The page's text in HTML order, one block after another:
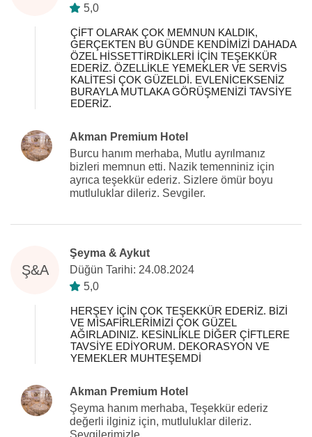
5,0
ÇİFT OLARAK ÇOK MEMNUN KALDIK,
GERÇEKTEN BU GÜNDE KENDİMİZİ DAHADA
ÖZEL HİSSETTİRDİKLERİ İÇİN TEŞEKKÜR
EDERİZ. ÖZELLİKLE YEMEKLER VE SERVİS
KALİTESİ ÇOK GÜZELDİ. EVLENİCEKSENİZ
BURAYLA MUTLAKA GÖRÜŞMENİZİ TAVSİYE
EDERİZ.
Akman Premium Hotel
Burcu hanım merhaba, Mutlu ayrılmanız
bizleri memnun etti. Nazik temenniniz için
ayrıca teşekkür ederiz. Sizlere ömür boyu
mutluluklar dileriz. Sevgiler.
Ş&A
Şeyma & Aykut
Düğün Tarihi: 24.08.2024
5,0
HERŞEY İÇİN ÇOK TEŞEKKÜR EDERİZ. BİZİ
VE MİSAFİRLERİMİZİ ÇOK GÜZEL
AĞIRLADINIZ. KESİNLİKLE DİĞER ÇİFTLERE
TAVSİYE EDİYORUM. DEKORASYON VE
YEMEKLER MUHTEŞEMDİ
Akman Premium Hotel
Şeyma hanım merhaba, Teşekkür ederiz
değerli ilginiz için, mutluluklar dileriz.
Sevgilerimizle.